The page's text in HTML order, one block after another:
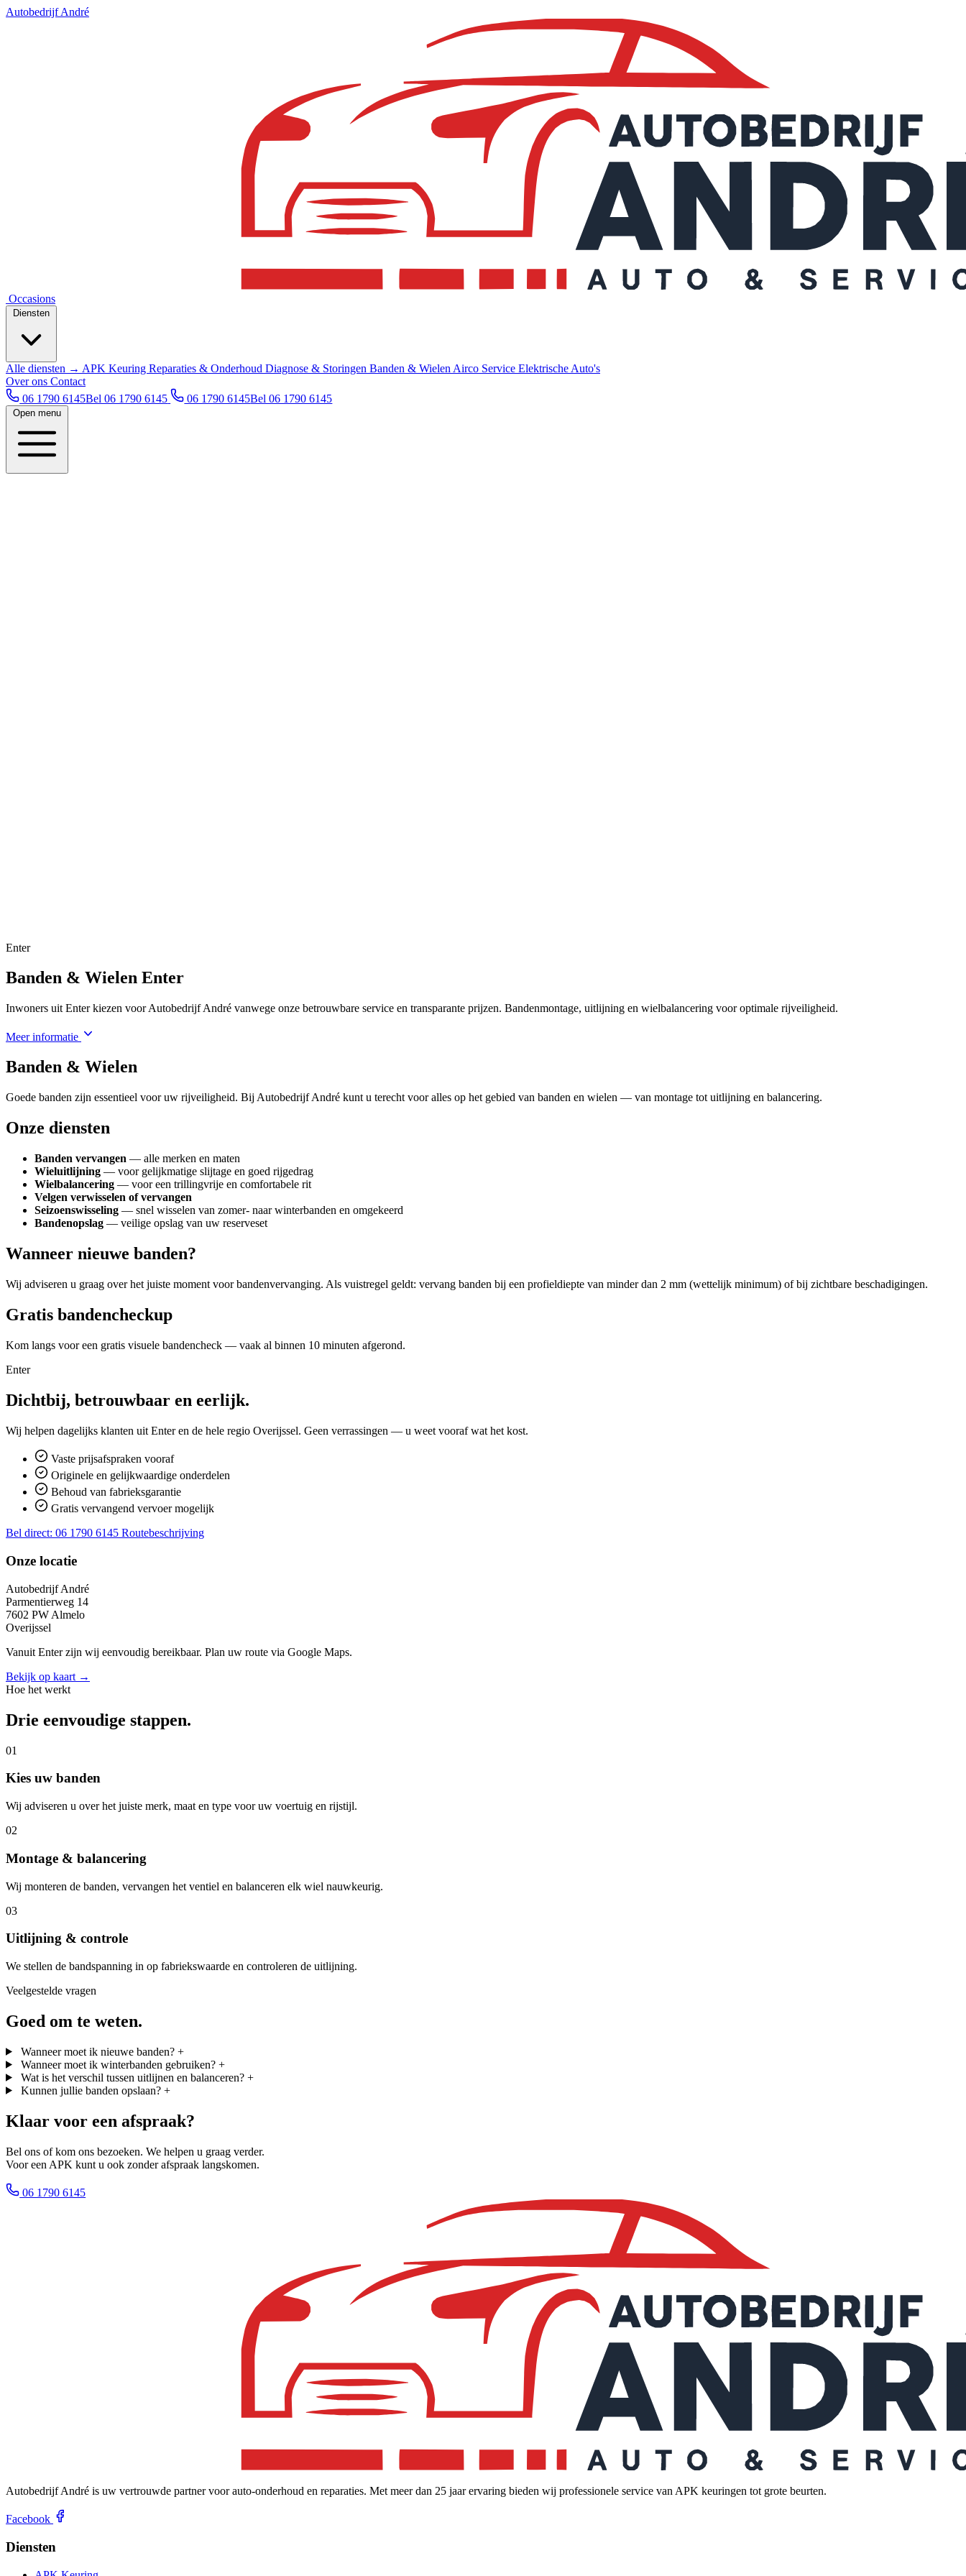
Autobedrijf André
Occasions
Alle diensten → APK Keuring Reparaties & Onderhoud Diagnose & Storingen Banden & Wielen Airco Service Elektrische Auto's
Over ons Contact
06 1790 6145Bel 06 1790 6145 06 1790 6145Bel 06 1790 6145
Open menu
Enter
Banden & Wielen Enter
Inwoners uit Enter kiezen voor Autobedrijf André vanwege onze betrouwbare service en transparante prijzen. Bandenmontage, uitlijning en wielbalancering voor optimale rijveiligheid.
Meer informatie
Banden & Wielen
Goede banden zijn essentieel voor uw rijveiligheid. Bij Autobedrijf André kunt u terecht voor alles op het gebied van banden en wielen — van montage tot uitlijning en balancering.
Onze diensten
Banden vervangen — alle merken en maten
Wieluitlijning — voor gelijkmatige slijtage en goed rijgedrag
Wielbalancering — voor een trillingvrije en comfortabele rit
Velgen verwisselen of vervangen
Seizoenswisseling — snel wisselen van zomer- naar winterbanden en omgekeerd
Bandenopslag — veilige opslag van uw reserveset
Wanneer nieuwe banden?
Wij adviseren u graag over het juiste moment voor bandenvervanging. Als vuistregel geldt: vervang banden bij een profieldiepte van minder dan 2 mm (wettelijk minimum) of bij zichtbare beschadigingen.
Gratis bandencheckup
Kom langs voor een gratis visuele bandencheck — vaak al binnen 10 minuten afgerond.
Enter
Dichtbij, betrouwbaar en eerlijk.
Wij helpen dagelijks klanten uit Enter en de hele regio Overijssel. Geen verrassingen — u weet vooraf wat het kost.
Vaste prijsafspraken vooraf
Originele en gelijkwaardige onderdelen
Behoud van fabrieksgarantie
Gratis vervangend vervoer mogelijk
Bel direct: 06 1790 6145 Routebeschrijving
Onze locatie
Autobedrijf André
Parmentierweg 14
7602 PW Almelo
Overijssel
Vanuit Enter zijn wij eenvoudig bereikbaar. Plan uw route via Google Maps.
Bekijk op kaart →
Hoe het werkt
Drie eenvoudige stappen.
01
Kies uw banden
Wij adviseren u over het juiste merk, maat en type voor uw voertuig en rijstijl.
02
Montage & balancering
Wij monteren de banden, vervangen het ventiel en balanceren elk wiel nauwkeurig.
03
Uitlijning & controle
We stellen de bandspanning in op fabriekswaarde en controleren de uitlijning.
Veelgestelde vragen
Goed om te weten.
Wanneer moet ik nieuwe banden? +
Wanneer moet ik winterbanden gebruiken? +
Wat is het verschil tussen uitlijnen en balanceren? +
Kunnen jullie banden opslaan? +
Klaar voor een afspraak?
Bel ons of kom ons bezoeken. We helpen u graag verder.
Voor een APK kunt u ook zonder afspraak langskomen.
06 1790 6145
Autobedrijf André is uw vertrouwde partner voor auto-onderhoud en reparaties. Met meer dan 25 jaar ervaring bieden wij professionele service van APK keuringen tot grote beurten.
Facebook
Diensten